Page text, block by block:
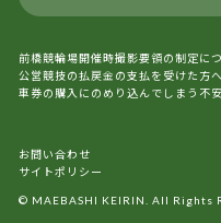
前橋競輪場開催時撮影要領の制定に
公営競技の払戻金の支払を受けた方へ
車券の購入にのめり込んでしまう不
お問い合わせ
サイトポリシー
© MAEBASHI KEIRIN. All Rights